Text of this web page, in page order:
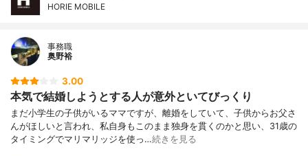
HORIE MOBILE
事務職
奥野裕
3.00
本気で結婚しようとする人が意外といてびっくり
まだ小学生の子供がいるママですが、離婚をしていて、子供からお父さ
んがほしいと言われ、私自身もこのまま独身を貫くのかと思い、31歳の
タイミングでマリマリッジを使っ…続きを見る